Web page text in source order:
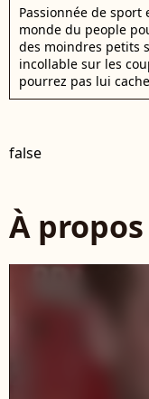
Passionnée de
monde du people
des moindres petits
incollable sur les
pourrez pas lui
false
À